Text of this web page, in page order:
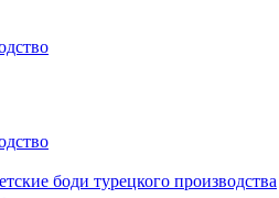
боди турецкого производства